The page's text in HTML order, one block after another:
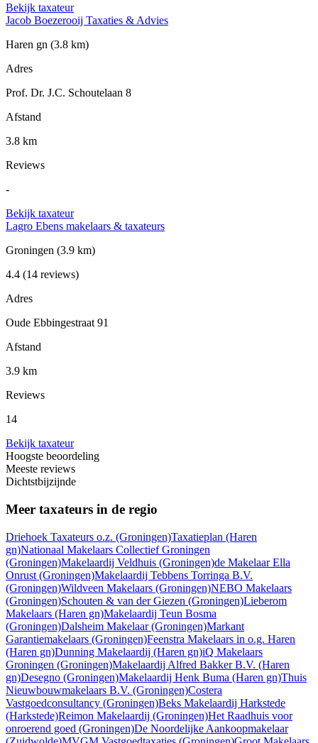
Bekijk taxateur
Jacob Boezerooij Taxaties & Advies
Haren gn (3.8 km)
Adres
Prof. Dr. J.C. Schoutelaan 8
Afstand
3.8 km
Reviews
-
Bekijk taxateur
Lagro Ebens makelaars & taxateurs
Groningen (3.9 km)
4.4 (14 reviews)
Adres
Oude Ebbingestraat 91
Afstand
3.9 km
Reviews
14
Bekijk taxateur
Hoogste beoordeling
Meeste reviews
Dichtstbijzijnde
Meer taxateurs in de regio
Driehoek Taxateurs o.z. (Groningen)Taxatieplan (Haren
gn)Nationaal Makelaars Collectief Groningen
(Groningen)Makelaardij Veldhuis (Groningen)de Makelaar Ella
Onrust (Groningen)Makelaardij Tebbens Torringa B.V.
(Groningen)Wildveen Makelaars (Groningen)NEBO Makelaars
(Groningen)Schouten & van der Giezen (Groningen)Lieberom
Makelaars (Haren gn)Makelaardij Teun Bosma
(Groningen)Dalsheim Makelaar(Groningen)Markant
Garantiemakelaars (Groningen)Feenstra Makelaars in o.g. Haren
(Haren gn)Dunning Makelaardij (Haren gn)iQ Makelaars
Groningen (Groningen)Makelaardij Alfred Bakker B.V. (Haren
gn)Desegno (Groningen)Makelaardij Henk Buma (Haren gn)Thuis
Nieuwbouwmakelaars B.V. (Groningen)Costera
Vastgoedconsultancy (Groningen)Beks Makelaardij Harkstede
(Harkstede)Reimon Makelaardij (Groningen)Het Raadhuis voor
onroerend goed (Groningen)De Noordelijke Aankoopmakelaar